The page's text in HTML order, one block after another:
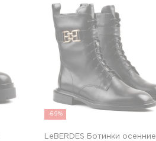
-69%
LeBERDES Ботинки осенние